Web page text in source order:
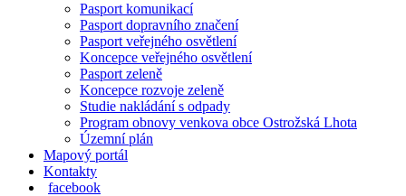
Pasport komunikací
Pasport dopravního značení
Pasport veřejného osvětlení
Koncepce veřejného osvětlení
Pasport zeleně
Koncepce rozvoje zeleně
Studie nakládání s odpady
Program obnovy venkova obce Ostrožská Lhota
Územní plán
Mapový portál
Kontakty
facebook